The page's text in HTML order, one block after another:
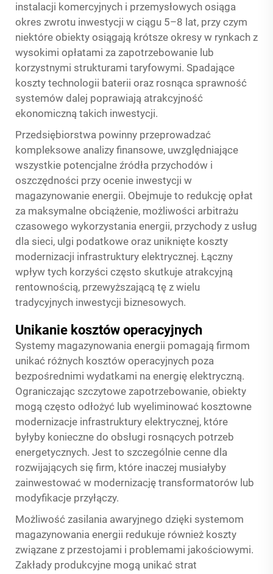
instalacji komercyjnych i przemysłowych osiąga
okres zwrotu inwestycji w ciągu 5–8 lat, przy czym
niektóre obiekty osiągają krótsze okresy w rynkach z
wysokimi opłatami za zapotrzebowanie lub
korzystnymi strukturami taryfowymi. Spadające
koszty technologii baterii oraz rosnąca sprawność
systemów dalej poprawiają atrakcyjność
ekonomiczną takich inwestycji.
Przedsiębiorstwa powinny przeprowadzać
kompleksowe analizy finansowe, uwzględniające
wszystkie potencjalne źródła przychodów i
oszczędności przy ocenie inwestycji w
magazynowanie energii. Obejmuje to redukcję opłat
za maksymalne obciążenie, możliwości arbitrażu
czasowego wykorzystania energii, przychody z usług
dla sieci, ulgi podatkowe oraz uniknięte koszty
modernizacji infrastruktury elektrycznej. Łączny
wpływ tych korzyści często skutkuje atrakcyjną
rentownością, przewyższającą tę z wielu
tradycyjnych inwestycji biznesowych.
Unikanie kosztów operacyjnych
Systemy magazynowania energii pomagają firmom
unikać różnych kosztów operacyjnych poza
bezpośrednimi wydatkami na energię elektryczną.
Ograniczając szczytowe zapotrzebowanie, obiekty
mogą często odłożyć lub wyeliminować kosztowne
modernizacje infrastruktury elektrycznej, które
byłyby konieczne do obsługi rosnących potrzeb
energetycznych. Jest to szczególnie cenne dla
rozwijających się firm, które inaczej musiałyby
zainwestować w modernizację transformatorów lub
modyfikacje przyłączy.
Możliwość zasilania awaryjnego dzięki systemom
magazynowania energii redukuje również koszty
związane z przestojami i problemami jakościowymi.
Zakłady produkcyjne mogą unikać strat